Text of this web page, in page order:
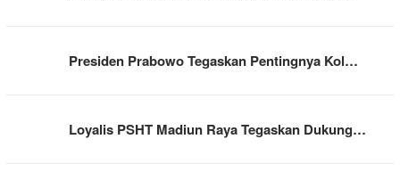
Presiden Prabowo Tegaskan Pentingnya Kol…
Loyalis PSHT Madiun Raya Tegaskan Dukung…